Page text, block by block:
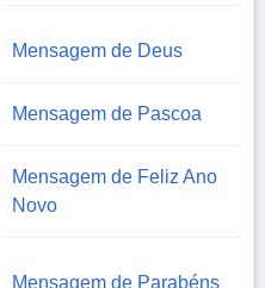
Mensagem de Deus
Mensagem de Pascoa
Mensagem de Feliz Ano
Novo
Mensagem de Parabéns